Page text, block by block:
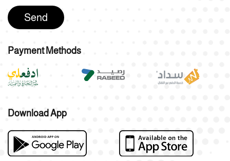
Send
Payment Methods
Download App